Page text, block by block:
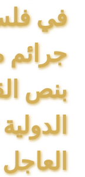
في
جرائم
بنص
العاجل